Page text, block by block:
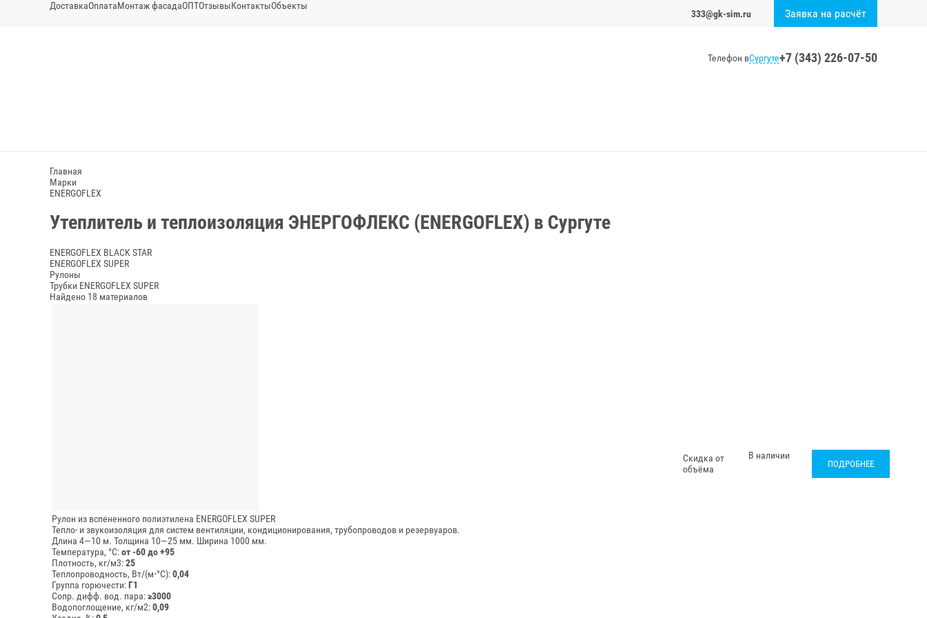
ДоставкаОплатаМонтаж фасадаОПТОтзывыКонтактыОбъекты
333@gk-sim.ru Заявка на расчёт
Телефон вСургуте+7 (343) 226-07-50
Главная
Марки
ENERGOFLEX
Утеплитель и теплоизоляция ЭНЕРГОФЛЕКС (ENERGOFLEX) в Сургуте
ENERGOFLEX BLACK STAR
ENERGOFLEX SUPER
Рулоны
Трубки ENERGOFLEX SUPER
Найдено 18 материалов
Рулон из вспененного полиэтилена ENERGOFLEX SUPER
Тепло- и звукоизоляция для систем вентиляции, кондиционирования, трубопроводов и резервуаров.
Длина 4—10 м. Толщина 10—25 мм. Ширина 1000 мм.
Температура, °C:от -60 до +95
Плотность, кг/м3:25
Теплопроводность, Вт/(м⋅°С):0,04
Группа горючести:Г1
Сопр. дифф. вод. пара:≥3000
Водопоглощение, кг/м2:0,09
Скидка от
объёма
В наличии
ПОДРОБНЕЕ